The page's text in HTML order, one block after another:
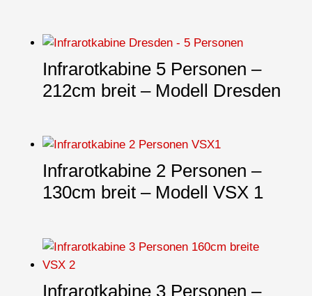
Infrarotkabine 5 Personen –
212cm breit – Modell Dresden
Infrarotkabine 2 Personen –
130cm breit – Modell VSX 1
Infrarotkabine 3 Personen –